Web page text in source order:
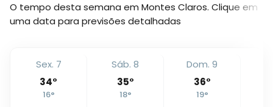
O tempo desta semana em Montes Claros. Clique em
uma data para previsões detalhadas
Sex. 7
34°
16°
Sáb. 8
35°
18°
Dom. 9
36°
19°